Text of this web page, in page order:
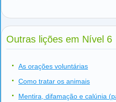
Outras lições em Nível 6
As orações voluntárias
Como tratar os animais
Mentira, difamação e calúnia